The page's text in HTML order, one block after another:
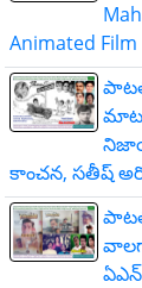
కాంచన, సతీష్